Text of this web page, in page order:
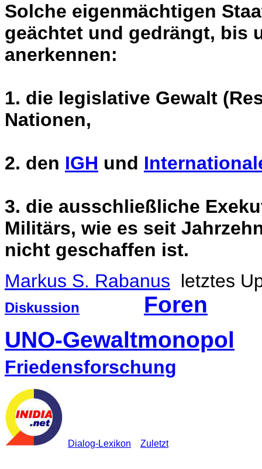
Solche eigenmächtigen
geächtet und gedrängt, bis
anerkennen:
1. die legislative Gewalt
Nationen,
2. den IGH und
3. die ausschließliche
Militärs, wie es seit
nicht geschaffen ist.
Markus S. Rabanus
Diskussion
Foren
UNO-Gewaltmonopol
Friedensforschung
Dialog-Lexikon Zuletzt